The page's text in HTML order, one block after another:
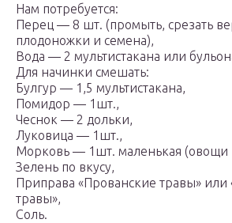
Нам потребуется:
Перец — 8 шт. (промыть, срезать
плодоножки и семена),
Вода — 2 мультистакана или
Для начинки смешать:
Булгур — 1,5 мультистакана,
Помидор — 1шт.,
Чеснок — 2 дольки,
Луковица — 1шт.,
Морковь — 1шт. маленькая (овощи
Зелень по вкусу,
Приправа «Прованские травы» или
травы»,
Соль.